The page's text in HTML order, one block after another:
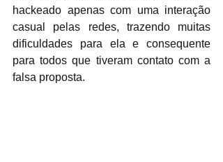
hackeado apenas com uma interação
casual pelas redes, trazendo muitas
dificuldades para ela e consequente
para todos que tiveram contato com a
falsa proposta.